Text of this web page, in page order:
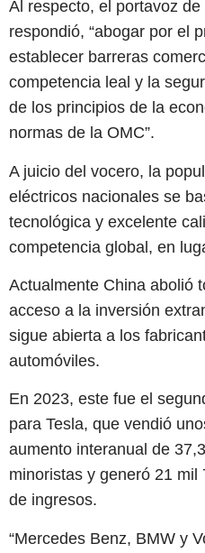
Al respecto, el portavoz
respondió, “abogar por el
establecer barreras
competencia leal y la
de los principios de la
normas de la OMC”.
A juicio del vocero, la
eléctricos nacionales se
tecnológica y excelente
competencia global, en
Actualmente China abolió
acceso a la inversión
sigue abierta a los
automóviles.
En 2023, este fue el
para Tesla, que vendió
aumento interanual de
minoristas y generó 21
de ingresos.
“Mercedes Benz, BMW y